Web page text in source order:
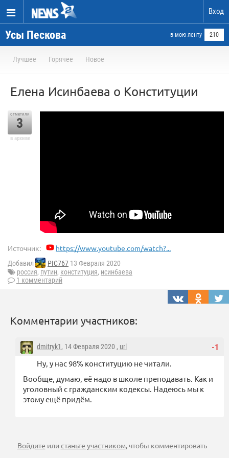
Вход
Усы Пескова в мою ленту 210
Лучшее Горячее Новое
Елена Исинбаева о Конституции
отметили
3
в архиве
Источник: https://www.youtube.com/watch?...
Добавил PIC767 13 Февраля 2020
россия, путин, конституция, исинбаева
1 комментарий
Комментарии участников:
-1
dmitryk1, 14 Февраля 2020 , url
Ну, у нас 98% конституцию не читали.
Вообще, думаю, её надо в школе преподавать. Как и
уголовный с гражданским кодексы. Надеюсь мы к
этому ещё придём.
Войдите илистаньте участником, чтобы комментировать